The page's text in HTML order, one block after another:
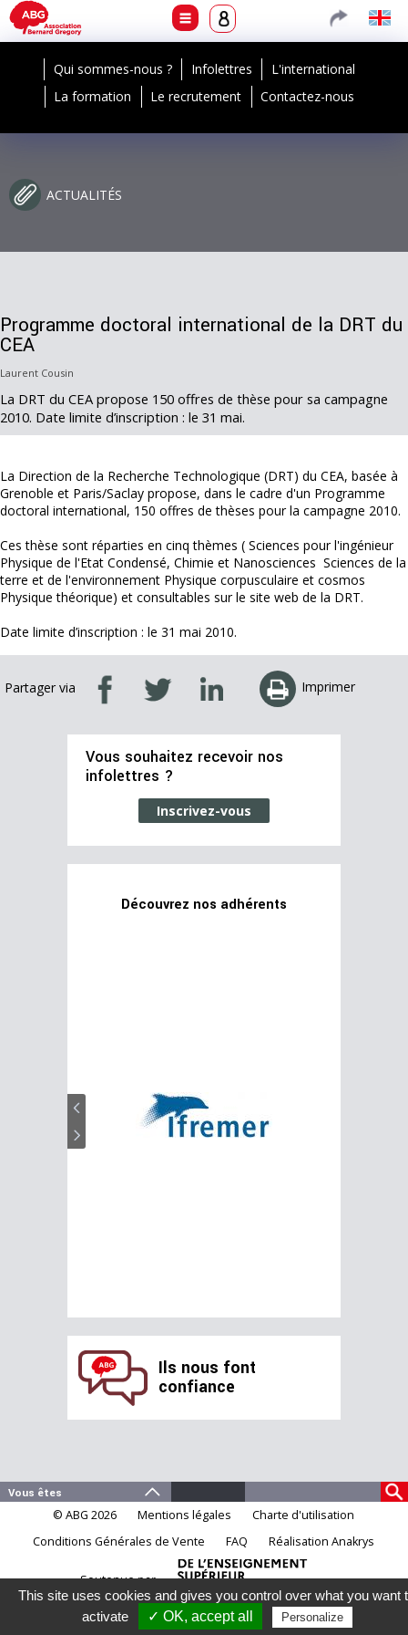
Qui sommes-nous ? Infolettres
L'international
La formation
Le recrutement Contactez-nous
ACTUALITÉS
Programme doctoral international de la DRT du
CEA
Laurent Cousin
La DRT du CEA propose 150 offres de thèse pour sa campagne
2010. Date limite d’inscription : le 31 mai.
La Direction de la Recherche Technologique (DRT) du CEA, basée à
Grenoble et Paris/Saclay propose, dans le cadre d'un Programme
doctoral international, 150 offres de thèses pour la campagne 2010.
Ces thèse sont réparties en cinq thèmes ( Sciences pour l'ingénieur
Physique de l'Etat Condensé, Chimie et Nanosciences Sciences de la
terre et de l'environnement Physique corpusculaire et cosmos
Physique théorique) et consultables sur le site web de la DRT.
Date limite d’inscription : le 31 mai 2010.
Partager via Imprimer
Vous souhaitez recevoir nos
infolettres ?
Inscrivez-vous
Découvrez nos adhérents
Ils nous font
confiance
© ABG 2026 Mentions légales
Charte d'utilisation
Conditions Générales de Vente
FAQ Réalisation Anakrys
Soutenue par
This site uses cookies and gives you control over what you want
activate
✓ OK, accept all Personalize